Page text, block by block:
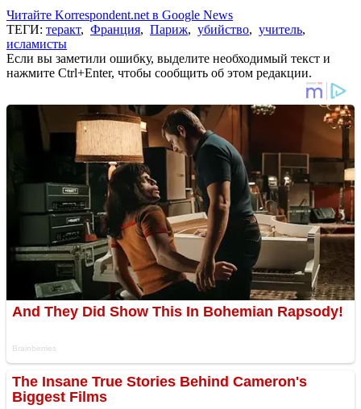
Читайте Korrespondent.net в Google News
ТЕГИ: теракт, Франция, Париж, убийство, учитель,
исламисты
Если вы заметили ошибку, выделите необходимый текст и
нажмите Ctrl+Enter, чтобы сообщить об этом редакции.